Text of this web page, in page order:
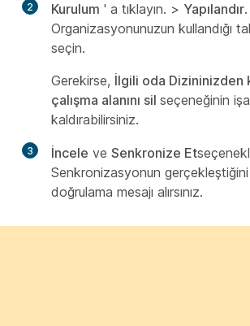
2 Kurulum ' a tıklayın. > Yapılandır.
Organizasyonunuzun kullandığı
seçin.
Gerekirse, İlgili oda Dizininizden
çalışma alanını sil seçeneğinin
kaldırabilirsiniz.
3 İncele ve Senkronize Et
Senkronizasyonun
doğrulama mesajı alırsınız.